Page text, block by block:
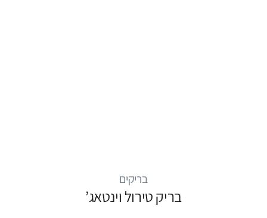
בריקים
בריק טירול וינטאג’